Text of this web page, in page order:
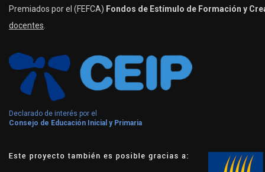
Premiados por el (FEFCA) Fondos de Estímulo de Formación y
docentes
Declarado de interés por el
Consejo de Educación Inicial y Primaria